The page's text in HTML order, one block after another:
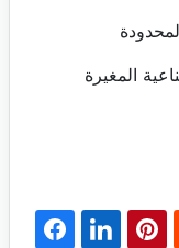
المغيرة